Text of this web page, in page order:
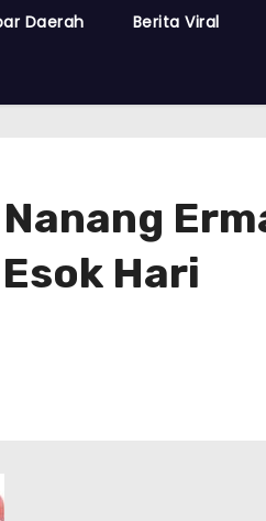
Daerah Berita Viral
Nanang
Hari